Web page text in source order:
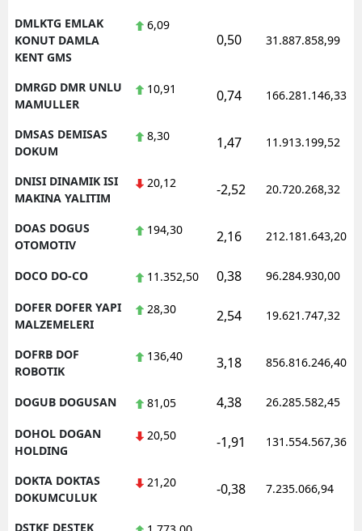
DMLKTG EMLAK
KONUT DAMLA
KENT GMS
6,09
0,50 31.887.858,99
DMRGD DMR UNLU
MAMULLER
10,91 0,74 166.281.146,33
DMSAS DEMISAS
DOKUM
8,30 1,47 11.913.199,52
DNISI DINAMIK ISI
MAKINA YALITIM
20,12 -2,52 20.720.268,32
DOAS DOGUS
OTOMOTIV
194,30 2,16 212.181.643,20
DOCO DO-CO 11.352,50 0,38 96.284.930,00
DOFER DOFER YAPI
MALZEMELERI
28,30 2,54 19.621.747,32
DOFRB DOF
ROBOTIK
136,40 3,18 856.816.246,40
DOGUB DOGUSAN 81,05 4,38 26.285.582,45
DOHOL DOGAN
HOLDING
20,50 -1,91 131.554.567,36
DOKTA DOKTAS
DOKUMCULUK
21,20 -0,38 7.235.066,94
DSTKF DESTEK